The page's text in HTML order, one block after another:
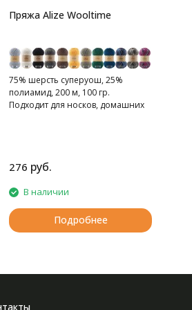
Пряжа Alize Wooltime
75% шерсть суперуош, 25%
полиамид, 200 м, 100 гр.
Подходит для носков, домашних
276 руб.
В наличии
Подробнее